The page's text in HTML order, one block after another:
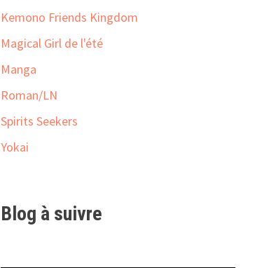
Kemono Friends Kingdom
Magical Girl de l'été
Manga
Roman/LN
Spirits Seekers
Yokai
Blog à suivre